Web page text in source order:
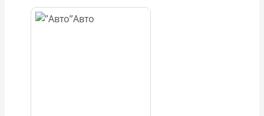
Авто